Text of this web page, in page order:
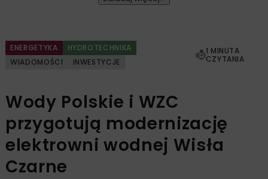
ENERGETYKA
HYDROTECHNIKA
WIADOMOŚCI
INWESTYCJE
1 MINUTA
CZYTANIA
Wody Polskie i WZC
przygotują modernizację
elektrowni wodnej Wisła
Czarne